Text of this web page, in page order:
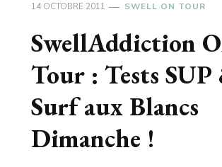
14 OCTOBRE 2011 SWELL ON TOUR
SwellAddiction
Tour : Tests
Surf aux Blancs
Dimanche !